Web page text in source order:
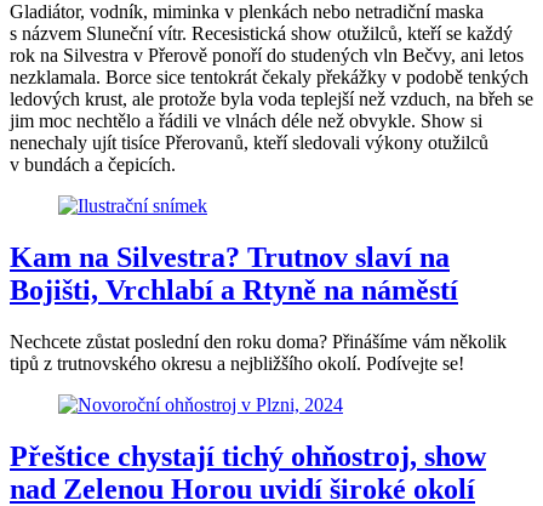
Gladiátor, vodník, miminka v plenkách nebo netradiční maska
s názvem Sluneční vítr. Recesistická show otužilců, kteří se každý
rok na Silvestra v Přerově ponoří do studených vln Bečvy, ani letos
nezklamala. Borce sice tentokrát čekaly překážky v podobě tenkých
ledových krust, ale protože byla voda teplejší než vzduch, na břeh se
jim moc nechtělo a řádili ve vlnách déle než obvykle. Show si
nenechaly ujít tisíce Přerovanů, kteří sledovali výkony otužilců
v bundách a čepicích.
Kam na Silvestra? Trutnov slaví na
Bojišti, Vrchlabí a Rtyně na náměstí
Nechcete zůstat poslední den roku doma? Přinášíme vám několik
tipů z trutnovského okresu a nejbližšího okolí. Podívejte se!
Přeštice chystají tichý ohňostroj, show
nad Zelenou Horou uvidí široké okolí